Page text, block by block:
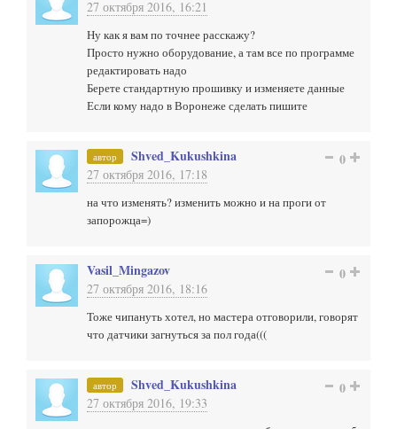
27 октября 2016, 16:21
Ну как я вам по точнее расскажу?
Просто нужно оборудование, а там все по программе
редактировать надо
Берете стандартную прошивку и изменяете данные
Если кому надо в Воронеже сделать пишите
автор Shved_Kukushkina
27 октября 2016, 17:18
0
на что изменять? изменить можно и на проги от
запорожца=)
Vasil_Mingazov
27 октября 2016, 18:16
0
Тоже чипануть хотел, но мастера отговорили, говорят
что датчики загнуться за пол года(((
автор Shved_Kukushkina
27 октября 2016, 19:33
0